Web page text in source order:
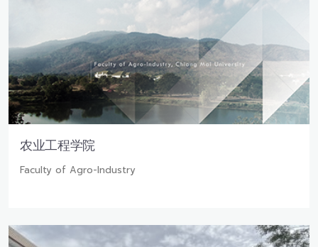
农业工程学院
Faculty of Agro-Industry